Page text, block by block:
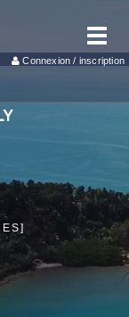
Connexion / inscription